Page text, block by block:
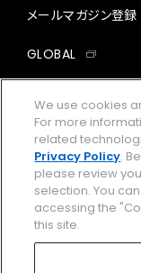
メールマガジン登録
GLOBAL
プライ
We use cookies
For more
related
Privacy Policy.
please review
selection. You
accessing the
this site.